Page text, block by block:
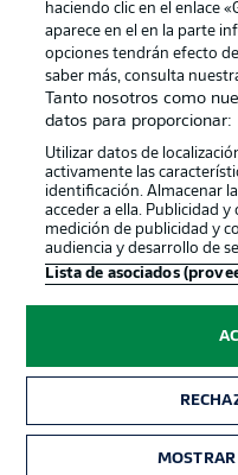
Official Partners
Jugadores
haciendo clic en el enlace
aparece en el en la parte
opciones tendrán efecto
saber más, consulta
Tanto nosotros como
datos para proporcionar:
Utilizar datos de
activamente las
identificación. Almacenar
acceder a ella. Publicidad
medición de publicidad y
audiencia y desarrollo de
Lista de asociados
MOSTRAR